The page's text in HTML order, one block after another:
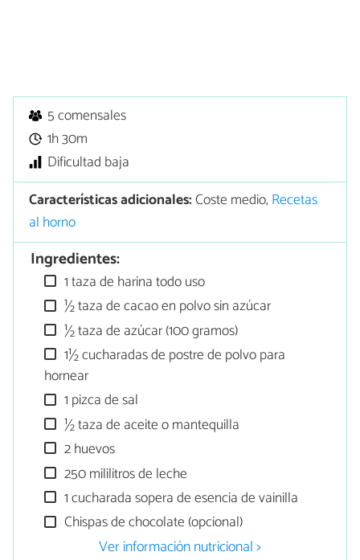
5 comensales
1h 30m
Dificultad baja
Características adicionales:Coste medio,Recetas
al horno
Ingredientes:
1 taza de harina todo uso
½ taza de cacao en polvo sin azúcar
½ taza de azúcar (100 gramos)
1½ cucharadas de postre de polvo para
hornear
1 pizca de sal
½ taza de aceite o mantequilla
2 huevos
250 mililitros de leche
1 cucharada sopera de esencia de vainilla
Chispas de chocolate (opcional)
Ver información nutricional >